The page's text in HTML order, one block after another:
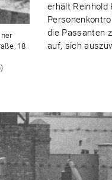
18.
erhält Reinhold
die Passanten
auf, sich